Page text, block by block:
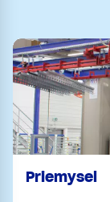
Priemysel